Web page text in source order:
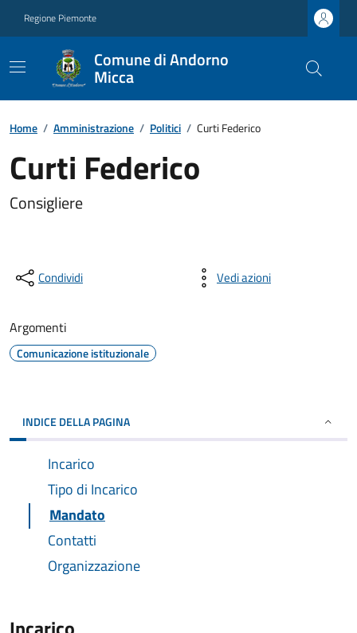
Regione Piemonte
Comune di Andorno
Micca
Home / Amministrazione / Politici / Curti Federico
Curti Federico
Consigliere
Condividi Vedi azioni
Argomenti
Comunicazione istituzionale
INDICE DELLA PAGINA
Incarico
Tipo di Incarico
Mandato
Contatti
Organizzazione